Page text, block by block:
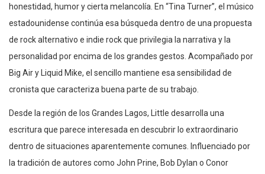
honestidad, humor y cierta melancolía. En “Tina Turner”, el músico
estadounidense continúa esa búsqueda dentro de una propuesta
de rock alternativo e indie rock que privilegia la narrativa y la
personalidad por encima de los grandes gestos. Acompañado por
Big Air y Liquid Mike, el sencillo mantiene esa sensibilidad de
cronista que caracteriza buena parte de su trabajo.
Desde la región de los Grandes Lagos, Little desarrolla una
escritura que parece interesada en descubrir lo extraordinario
dentro de situaciones aparentemente comunes. Influenciado por
la tradición de autores como John Prine, Bob Dylan o Conor